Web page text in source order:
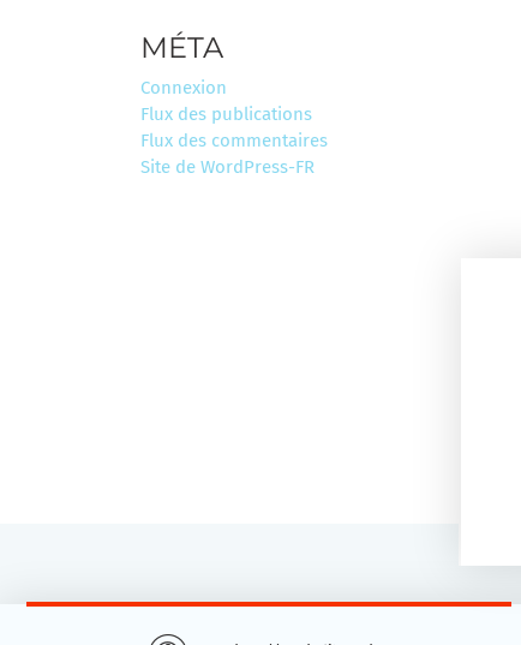
MÉTA
Connexion
Flux des publications
Flux des commentaires
Site de WordPress-FR